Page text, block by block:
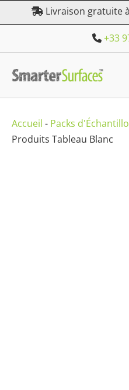
au
Livraison gratuite
+33
Accueil - Packs
Produits Tableau Blanc